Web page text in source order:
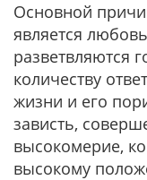
Основной
является
разветвляются
количеству
жизни и его
зависть,
высокомерие,
высокому